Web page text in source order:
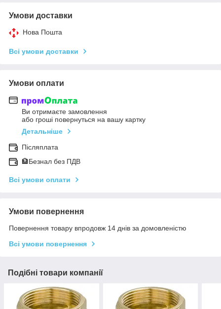
Умови доставки
Нова Пошта
Всі умови доставки
Умови оплати
Ви отримаєте замовлення
або гроші повернуться на вашу картку
Детальніше
Післяплата
🏦Безнал без ПДВ
Всі умови оплати
Умови повернення
Повернення товару впродовж 14 днів за домовленістю
Всі умови повернення
Подібні товари компанії